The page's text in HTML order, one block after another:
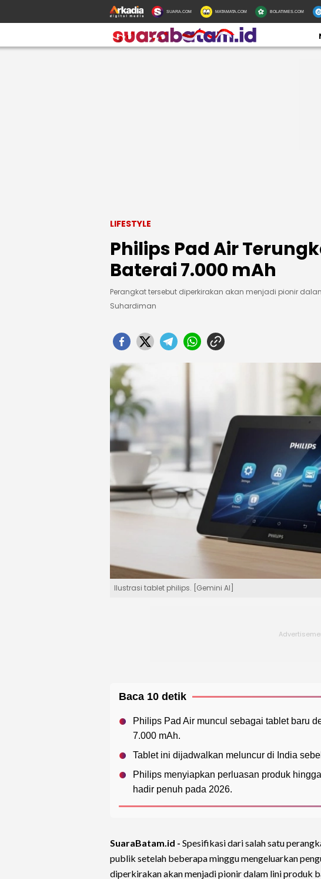
SUARA.COM MATAMATA.COM BOLATIMES.COM
LIFESTYLE
Philips Pad Air
Baterai 7.000 mAh
Perangkat tersebut diperkirakan akan menjadi pionir
Suhardiman
Ilustrasi tablet philips. [Gemini AI]
Baca 10 detik
Philips Pad Air muncul sebagai tablet baru
7.000 mAh.
Tablet ini dijadwalkan meluncur di India
Philips menyiapkan perluasan produk
hadir penuh pada 2026.
SuaraBatam.id - Spesifikasi dari salah satu
publik setelah beberapa minggu mengeluarkan
diperkirakan akan menjadi pionir dalam lini produk